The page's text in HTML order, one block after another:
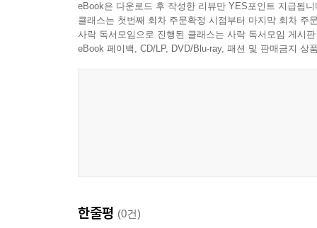
eBook은 다운로드 후 작성한 리뷰만 YES포인트 지급됩니
클래스는 첫번째 회차 주문확정 시점부터 마지막 회차 주
사락 독서모임으로 진행된 클래스는 사락 독서모임 게시
eBook 페이백, CD/LP, DVD/Blu-ray, 패션 및 판매금지 상
한줄평 (0건)